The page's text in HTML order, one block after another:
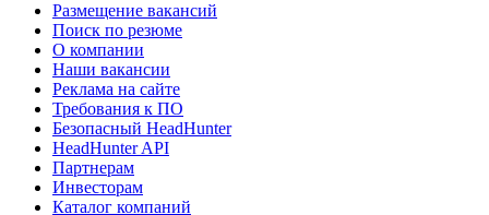
Размещение вакансий
Поиск по резюме
О компании
Наши вакансии
Реклама на сайте
Требования к ПО
Безопасный HeadHunter
HeadHunter API
Партнерам
Инвесторам
Каталог компаний